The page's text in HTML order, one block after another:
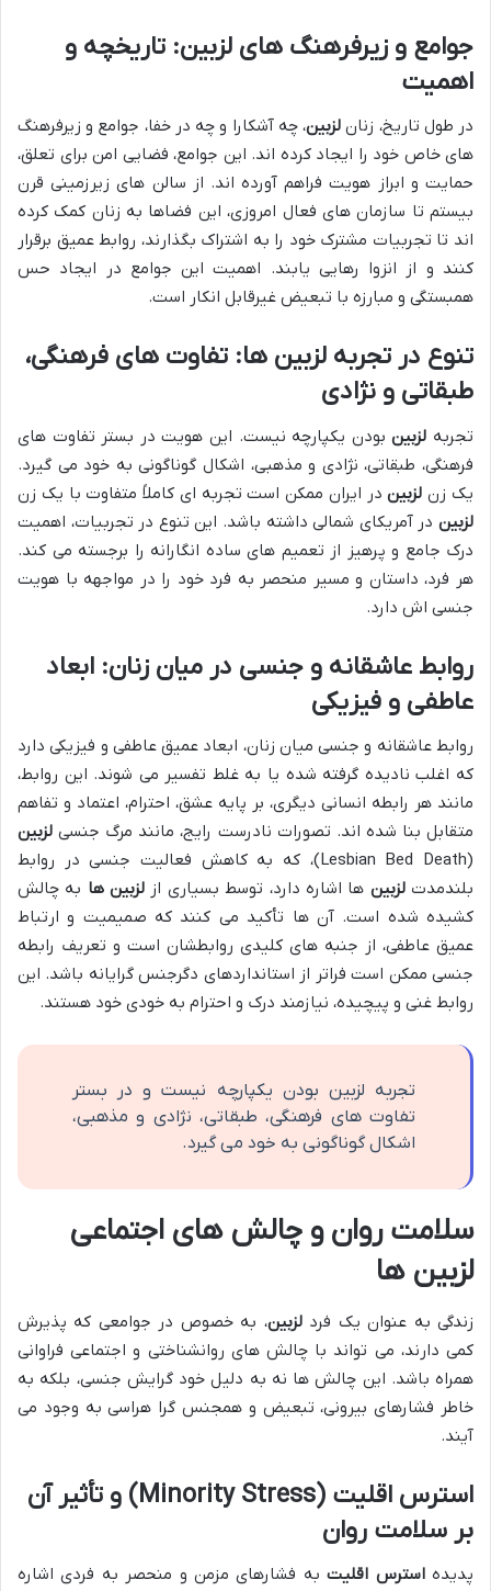
جوامع و زیرفرهنگ های لزبین: تاریخچه و
اهمیت
در طول تاریخ، زنان لزبین، چه آشکارا و چه در خفا، جوامع و زیرفرهنگ
های خاص خود را ایجاد کرده اند. این جوامع، فضایی امن برای تعلق،
حمایت و ابراز هویت فراهم آورده اند. از سالن های زیرزمینی قرن
بیستم تا سازمان های فعال امروزی، این فضاها به زنان کمک کرده
اند تا تجربیات مشترک خود را به اشتراک بگذارند، روابط عمیق برقرار
کنند و از انزوا رهایی یابند. اهمیت این جوامع در ایجاد حس
همبستگی و مبارزه با تبعیض غیرقابل انکار است.
تنوع در تجربه لزبین ها: تفاوت های فرهنگی،
طبقاتی و نژادی
تجربه لزبینبودن یکپارچه نیست. این هویت در بستر تفاوت های
فرهنگی، طبقاتی، نژادی و مذهبی، اشکال گوناگونی به خود می گیرد.
یک زن لزبیندر ایران ممکن است تجربه ای کاملاً متفاوت با یک زن
لزبین در آمریکای شمالی داشته باشد. این تنوع در تجربیات، اهمیت
درک جامع و پرهیز از تعمیم های ساده انگارانه را برجسته می کند.
هر فرد، داستان و مسیر منحصر به فرد خود را در مواجهه با هویت
جنسی اش دارد.
روابط عاشقانه و جنسی در میان زنان: ابعاد
عاطفی و فیزیکی
روابط عاشقانه و جنسی میان زنان، ابعاد عمیق عاطفی و فیزیکی دارد
که اغلب نادیده گرفته شده یا به غلط تفسیر می شوند. این روابط،
مانند هر رابطه انسانی دیگری، بر پایه عشق، احترام، اعتماد و تفاهم
متقابل بنا شده اند. تصورات نادرست رایج، مانند مرگ جنسی لزبین
(Lesbian Bed Death)، که به کاهش فعالیت جنسی در روابط
بلندمدتلزبین ها اشاره دارد، توسط بسیاری از لزبین ها به چالش
کشیده شده است. آن ها تأکید می کنند که صمیمیت و ارتباط
عمیق عاطفی، از جنبه های کلیدی روابطشان است و تعریف رابطه
جنسی ممکن است فراتر از استانداردهای دگرجنس گرایانه باشد. این
روابط غنی و پیچیده، نیازمند درک و احترام به خودی خود هستند.
تجربه لزبین بودن یکپارچه نیست و در بستر
تفاوت های فرهنگی، طبقاتی، نژادی و مذهبی،
اشکال گوناگونی به خود می گیرد.
سلامت روان و چالش های اجتماعی
لزبین ها
زندگی به عنوان یک فردلزبین، به خصوص در جوامعی که پذیرش
کمی دارند، می تواند با چالش های روانشناختی و اجتماعی فراوانی
همراه باشد. این چالش ها نه به دلیل خود گرایش جنسی، بلکه به
خاطر فشارهای بیرونی، تبعیض و همجنس گرا هراسی به وجود می
آیند.
استرس اقلیت (Minority Stress) و تأثیر آن
بر سلامت روان
پدیدهاسترس اقلیتبه فشارهای مزمن و منحصر به فردی اشاره